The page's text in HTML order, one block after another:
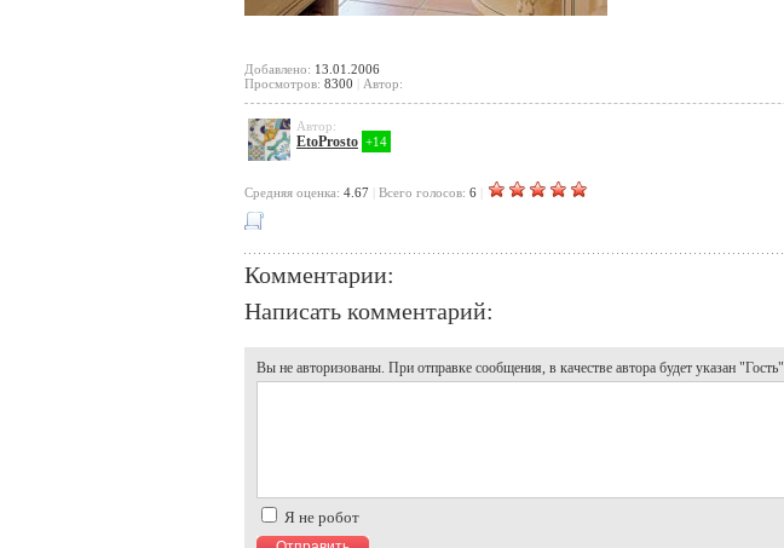
Добавлено: 13.01.2006
Просмотров: 8300 Автор:
Автор:
EtoProsto +14
Cредняя оценка: 4.67 Всего голосов: 6
Комментарии:
Написать комментарий:
Вы не авторизованы. При отправке сообщения, в качестве автора будет указан "Гость".
Я не робот